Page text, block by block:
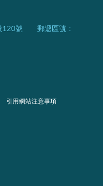
120號 郵遞區號：
引用網站注意事項